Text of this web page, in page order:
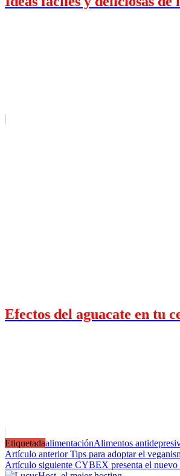
Efectos del aguacate en tu
EtiquetadaalimentaciónAlimentos
Navegación
de
Artículo anterior Tips para adoptar el
Artículo siguiente CYBEX presenta el